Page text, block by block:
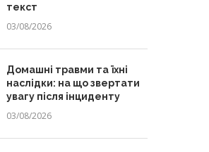
текст
03/08/2026
Домашні травми та їхні
наслідки: на що звертати
увагу після інциденту
03/08/2026